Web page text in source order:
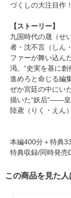
づくしの大注目作
【ストーリー】
九国時代の晟（せ
者・沈不言（しん
ファーが舞い込ん
渇。“史実を基に
進めろと命じる編
ぜか宮廷の中にい
描いた“妖后”――皇
陸鳶（りく・えん
本編400分＋特典
特典収録/同時発売
この商品を見た